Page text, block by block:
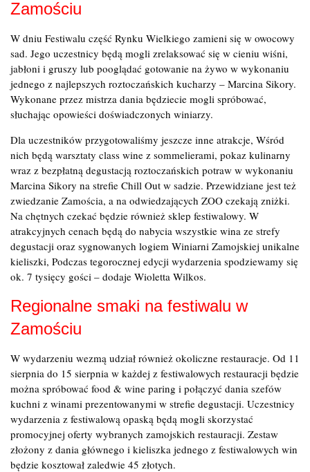
Zamościu
W dniu Festiwalu część Rynku Wielkiego zamieni się w owocowy
sad. Jego uczestnicy będą mogli zrelaksować się w cieniu wiśni,
jabłoni i gruszy lub pooglądać gotowanie na żywo w wykonaniu
jednego z najlepszych roztoczańskich kucharzy – Marcina Sikory.
Wykonane przez mistrza dania będziecie mogli spróbować,
słuchając opowieści doświadczonych winiarzy.
Dla uczestników przygotowaliśmy jeszcze inne atrakcje, Wśród
nich będą warsztaty class wine z sommelierami, pokaz kulinarny
wraz z bezpłatną degustacją roztoczańskich potraw w wykonaniu
Marcina Sikory na strefie Chill Out w sadzie. Przewidziane jest też
zwiedzanie Zamościa, a na odwiedzających ZOO czekają zniżki.
Na chętnych czekać będzie również sklep festiwalowy. W
atrakcyjnych cenach będą do nabycia wszystkie wina ze strefy
degustacji oraz sygnowanych logiem Winiarni Zamojskiej unikalne
kieliszki, Podczas tegorocznej edycji wydarzenia spodziewamy się
ok. 7 tysięcy gości – dodaje Wioletta Wilkos.
Regionalne smaki na festiwalu w
Zamościu
W wydarzeniu wezmą udział również okoliczne restauracje. Od 11
sierpnia do 15 sierpnia w każdej z festiwalowych restauracji będzie
można spróbować food & wine paring i połączyć dania szefów
kuchni z winami prezentowanymi w strefie degustacji. Uczestnicy
wydarzenia z festiwalową opaską będą mogli skorzystać
promocyjnej oferty wybranych zamojskich restauracji. Zestaw
złożony z dania głównego i kieliszka jednego z festiwalowych win
będzie kosztował zaledwie 45 złotych.